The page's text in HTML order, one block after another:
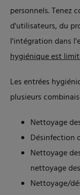
personnels. Tenez
d'utilisateurs, du
l'intégration dans
hygiénique est
Les entrées
plusieurs
Nettoyage
Désinfection
Nettoyage
nettoyage
Nettoyage/